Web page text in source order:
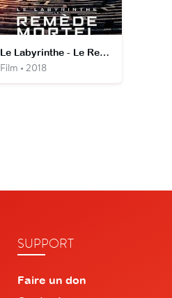
Le Labyrinthe - Le Remède Mortel
Film • 2018
SUPPORT
Faire un don